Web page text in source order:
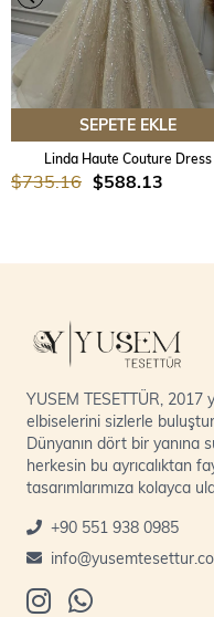
SEPETE EKLE
Linda Haute Couture Dress
$588.13
$735.16
YUSEM TESETTÜR, 2017
elbiselerini sizlerle
Dünyanın dört bir yanına
herkesin bu ayrıcalıktan
tasarımlarımıza kolayca
+90 551 938 0985